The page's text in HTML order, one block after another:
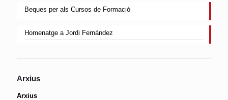
Beques per als Cursos de Formació
Homenatge a Jordi Fernández
Arxius
Arxius